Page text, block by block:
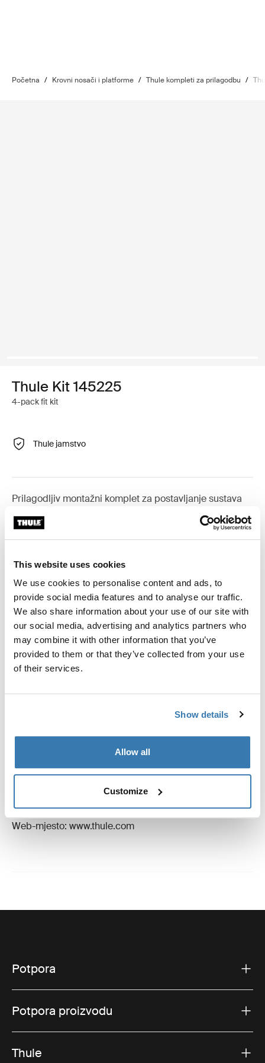
This website uses cookies
We use cookies to personalise content and ads, to
provide social media features and to analyse our traffic.
We also share information about your use of our site with
our social media, advertising and analytics partners who
may combine it with other information that you’ve
provided to them or that they’ve collected from your use
of their services.
Show details
Allow all
Customize
Početna / Krovni nosači i platforme / Thule kompleti za prilagodbu /
Thule Kit 145225
4-pack fit kit
Thule jamstvo
Prilagodljiv montažni komplet za postavljanje sustava
krovnih nosača tvrtke Thule na vozila koja nemaju
prethodno postavljene točke za pričvršćivanje krovnog
nosača ili tvornički postavljene nosače.
Toggle features
Sve značajke
Toggle techspec
Tehničke specifikacije
Proizvodni podaci
Registrirani žig: Thule Sweden AB
Naziv proizvođača: Thule Sweden
E-pošta: support@thule.com
Web-mjesto: www.thule.com
Potpora
Potpora proizvodu
Thule